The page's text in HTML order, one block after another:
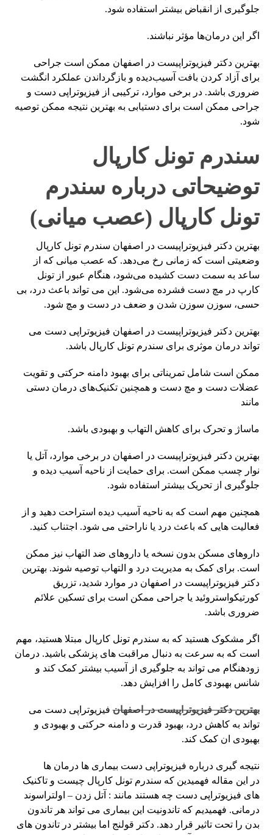
جلوگیری از انقباض بیشتر استفاده شود.
اگر این درمان‌ها مؤثر نباشند.
بهترین دکتر فیزیوتراپیست در اصفهان ممکن است جراحی
برای آزاد کردن بافت آسیب‌دیده و بازگرداندن عملکرد انگشت
ضروری باشد. در برخی موارد، ترکیبی از فیزیوتراپی دست و
جراحی ممکن است برای دستیابی به بهترین نتیجه ممکن توصیه
شود.
سندرم تونل کارپال
توضیحاتی درباره سندرم
تونل کارپال (عصب میانی)
بهترین دکتر فیزیوتراپیست در اصفهان سندرم تونل کارپال
وضعیتی است که زمانی رخ می‌دهد. که عصب میانی که از
ساعد به سمت دست کشیده می‌شود، هنگام عبور از تونل
کارپ در مچ دست فشرده می‌شود. این می تواند باعث درد، بی
حسی، سوزن سوزن شدن و ضعف در دست و مچ شود.
بهترین دکتر فیزیوتراپیست در اصفهان فیزیوتراپی دست می
تواند درمان موثری برای سندرم تونل کارپال باشد.
ممکن است شامل تمریناتی برای بهبود دامنه حرکتی و تقویت
عضلات دست و مچ دست و همچنین تکنیک‌های درمان دستی
مانند
ماساژ و تحرک برای کاهش التهاب و بهبودی باشد.
بهترین دکتر فیزیوتراپیست در اصفهان در برخی موارد، آتل یا
نوار چسب ممکن است. برای حمایت از ناحیه آسیب دیده و
جلوگیری از تحریک بیشتر استفاده شود.
همچنین مهم است که به ناحیه آسیب دیده استراحت دهید و از
فعالیت هایی که باعث درد یا ناراحتی می شود. اجتناب کنید.
داروهای مسکن بدون نسخه یا داروهای ضد التهاب نیز ممکن
است. برای کمک به مدیریت درد و التهاب توصیه شوند. بهترین
دکتر فیزیوتراپیست در اصفهان در موارد شدید، تزریق
کورتیکواستروئید یا جراحی ممکن است برای تسکین علائم
ضروری باشد.
اگر مشکوک هستید که به سندرم تونل کارپال مبتلا هستید، مهم
است که به سرعت به دنبال مراقبت های پزشکی باشید. درمان
زودهنگام می تواند به جلوگیری از آسیب بیشتر کمک کند و
شانس بهبودی کامل را افزایش دهد.
بهترین دکتر فیزیوتراپیست در اصفهانفیزیوتراپی دست می
تواند به کاهش درد، بهبود قدرت و دامنه حرکتی و بهبودی و
بهبودی ان کمک کند.
نتیجه گیری درباره فیزیوتراپی دست بیماری ها درمان ها
در این مقاله فهمیدین که سندرم تونل کارپال چیست و تاکنیک
های فیزیوتراپی دست چه هستند مانند : آتل زدن – اولتراسوند
درمانی. فهمیدیم که تاندونیت این بیماری می تواند هر تاندون
بدن را تحت تاثیر قرار دهد. دکتر قولنج اما بیشتر در تاندون های